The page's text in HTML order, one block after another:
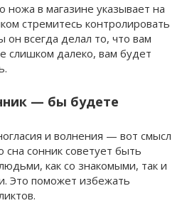
ножа в магазине указывает на
стремитесь контролировать
он всегда делал то, что вам
слишком далеко, вам будет
— бы будете
и волнения — вот смысл
сна сонник советует быть
как со знакомыми, так и
Это поможет избежать